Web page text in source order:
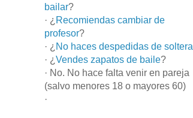
bailar?
· ¿ Recomiendas cambiar de
profesor?
· ¿ No haces despedidas de soltera
· ¿ Vendes zapatos de baile?
· No. No hace falta venir en pareja
(salvo menores 18 o mayores 60)
·